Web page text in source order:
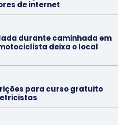
de internet
durante caminhada em
deixa o local
para curso gratuito